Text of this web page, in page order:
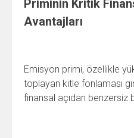
Priminin Kritik
Avantajları
Emisyon primi, özellikle
toplayan kitle fonlaması
finansal açıdan benzersiz